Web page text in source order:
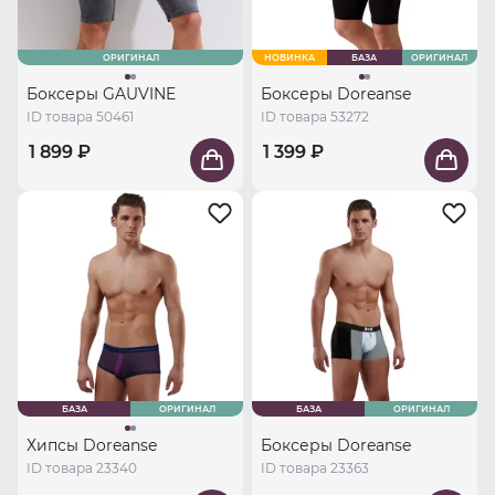
ОРИГИНАЛ
Боксеры GAUVINE
ID товара 50461
1 899 ₽
НОВИНКА БАЗА ОРИГИНАЛ
Боксеры Doreanse
ID товара 53272
1 399 ₽
БАЗА ОРИГИНАЛ
Хипсы Doreanse
ID товара 23340
БАЗА ОРИГИНАЛ
Боксеры Doreanse
ID товара 23363